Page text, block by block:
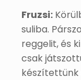
Fruzsi:
suliba.
reggelit, és
csak
készítettünk